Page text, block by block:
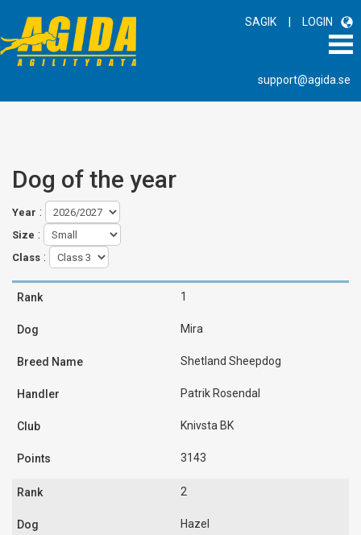
SAGIK | LOGIN
support@agida.se
Dog of the year
Year :
Size :
Class :
1
Mira
Shetland Sheepdog
Patrik Rosendal
Knivsta BK
3143
2
Hazel